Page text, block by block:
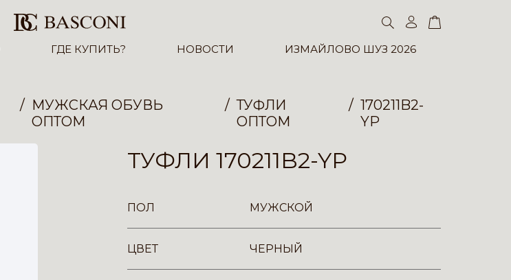
ГДЕ КУПИТЬ? НОВОСТИ ИЗМАЙЛОВО ШУЗ 2026
МУЖСКАЯ ОБУВЬ
ОПТОМ
ТУФЛИ
ОПТОМ
170211B2-
YP
ТУФЛИ 170211B2-YP
ПОЛ МУЖСКОЙ
ЦВЕТ ЧЕРНЫЙ